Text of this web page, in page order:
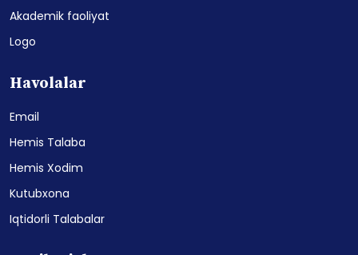
Akademik faoliyat
Logo
Havolalar
Email
Hemis Talaba
Hemis Xodim
Kutubxona
Iqtidorli Talabalar